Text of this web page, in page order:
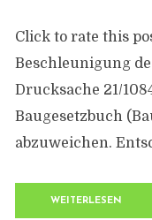
Click to rate this
Beschleunigung
Drucksache 21/
Baugesetzbuch
abzuweichen.
WEITERLESEN